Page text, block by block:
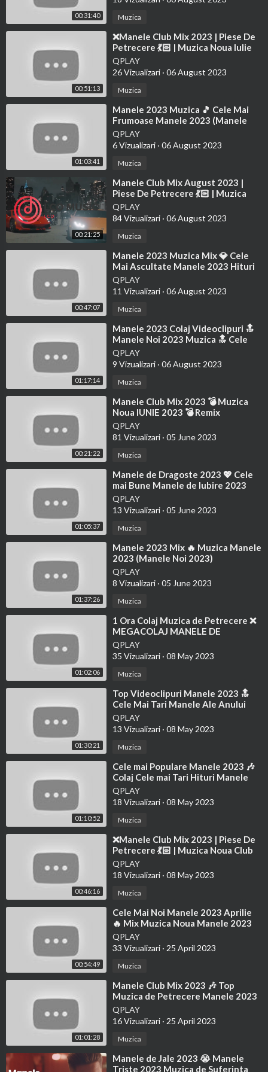
(soft therapeutic music)
00:31:40 Muzica
00:51:13
⁣❌Manele Club Mix 2023 | Piese De
Petrecere 💃🏻 | Muzica Noua Iulie
2023 Mix Podcast ❌Dj Emil M Vol.1
QPLAY
26 Vizualizari · 06 August 2023
Muzica
01:03:41
⁣Manele 2023 Muzica 🎵 Cele Mai
Frumoase Manele 2023 (Manele
Noi 2023)
QPLAY
6 Vizualizari · 06 August 2023
Muzica
00:21:25
⁣Manele Club Mix August 2023 |
Piese De Petrecere 💃🏻 | Muzica
Noua August 2023 Mix
QPLAY
84 Vizualizari · 06 August 2023
Muzica
00:47:07
⁣Manele 2023 Muzica Mix 💎 Cele
Mai Ascultate Manele 2023 Hituri
💎 Manele Noi 2023 Colaj
QPLAY
11 Vizualizari · 06 August 2023
Muzica
01:17:14
⁣Manele 2023 Colaj Videoclipuri 🔝
Manele Noi 2023 Muzica 🔝 Cele
Mai Tari Manele 2023 Melodii
QPLAY
9 Vizualizari · 06 August 2023
Muzica
00:21:22
⁣Manele Club Mix 2023 💣 Muzica
Noua IUNIE 2023 💣 Remix
Romanesc
QPLAY
81 Vizualizari · 05 June 2023
Muzica
01:05:37
⁣Manele de Dragoste 2023 💖 Cele
mai Bune Manele de Iubire 2023
(Colaj Muzica Manele)
QPLAY
13 Vizualizari · 05 June 2023
Muzica
01:37:26
⁣Manele 2023 Mix 🔥 Muzica Manele
2023 (Manele Noi 2023)
QPLAY
8 Vizualizari · 05 June 2023
Muzica
01:02:06
⁣1 Ora Colaj Muzica de Petrecere ❌
MEGACOLAJ MANELE DE
PETRECERE 2023 ❌ CELE MAI
ASCULTATE HITURI
QPLAY
35 Vizualizari · 08 May 2023
Muzica
01:30:21
⁣Top Videoclipuri Manele 2023 🔝
Cele Mai Tari Manele Ale Anului
2023 (Mix Muzica Top Manele)
QPLAY
13 Vizualizari · 08 May 2023
Muzica
01:10:52
⁣Cele mai Populare Manele 2023 🎶
Colaj Cele mai Tari Hituri Manele
2023 (Muzica Manele Populare)
QPLAY
18 Vizualizari · 08 May 2023
Muzica
00:46:16
⁣❌Manele Club Mix 2023 | Piese De
Petrecere 💃🏻 | Muzica Noua Club
Martie 2023 Mix❌Dj Emil M Vol.6
QPLAY
18 Vizualizari · 08 May 2023
Muzica
00:54:49
⁣Cele Mai Noi Manele 2023 Aprilie
🔥 Mix Muzica Noua Manele 2023
(Manele Noi Lansate)
QPLAY
33 Vizualizari · 25 April 2023
Muzica
01:01:28
⁣Manele Club Mix 2023 🎶 Top
Muzica de Petrecere Manele 2023
(Colaj Manele de Chef)
QPLAY
16 Vizualizari · 25 April 2023
Muzica
⁣Manele de Jale 2023 😭 Manele
Triste 2023 Muzica de Suferinta